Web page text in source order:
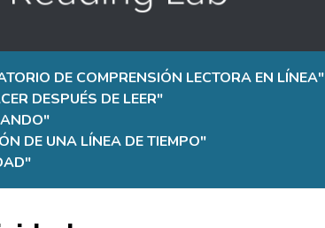
DE COMPRENSIÓN LECTORA EN LÍNEA"
DESPUÉS DE LEER"
"
DE UNA LÍNEA DE TIEMPO"
"